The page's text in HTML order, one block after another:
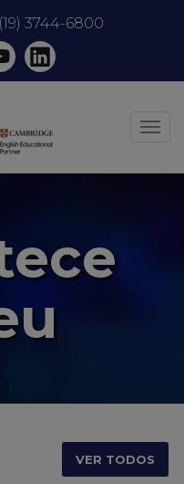
3744-6800
VER TODOS